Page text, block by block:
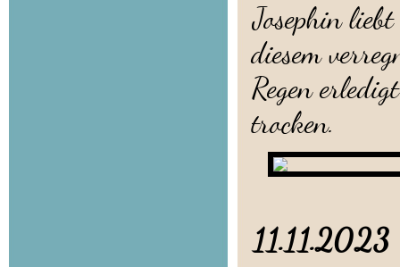
Josephin
diesem
Regen
trocken.